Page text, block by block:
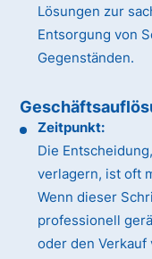
Lösungen zur
Entsorgung von
Gegenständen.
Zeitpunkt:
Die
verlagern, ist oft
Wenn dieser
professionell
oder den